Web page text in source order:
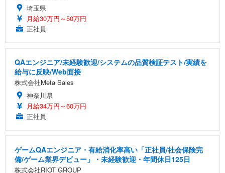
埼玉県
月給30万円～50万円
正社員
QAエンジニア/未経験歓迎/システムの品質検証テスト/実績を
給与に反映/Web面接
株式会社Meta Sales
神奈川県
月給34万円～60万円
正社員
ゲームQAエンジニア・有給消化率高い「正社員/社会保険完
備/ゲーム業界デビュー」・未経験歓迎・年間休日125日
株式会社RIOT GROUP